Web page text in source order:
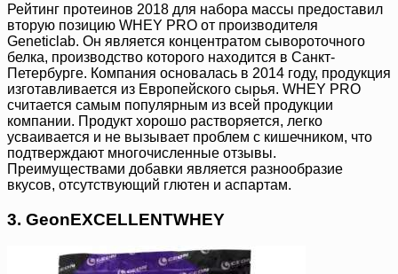
Рейтинг протеинов 2018 для набора массы предоставил
вторую позицию WHEY PRO от производителя
Geneticlab. Он является концентратом сывороточного
белка, производство которого находится в Санкт-
Петербурге. Компания основалась в 2014 году, продукция
изготавливается из Европейского сырья. WHEY PRO
считается самым популярным из всей продукции
компании. Продукт хорошо растворяется, легко
усваивается и не вызывает проблем с кишечником, что
подтверждают многочисленные отзывы.
Преимуществами добавки является разнообразие
вкусов, отсутствующий глютен и аспартам.
3. GeonEXCELLENTWHEY